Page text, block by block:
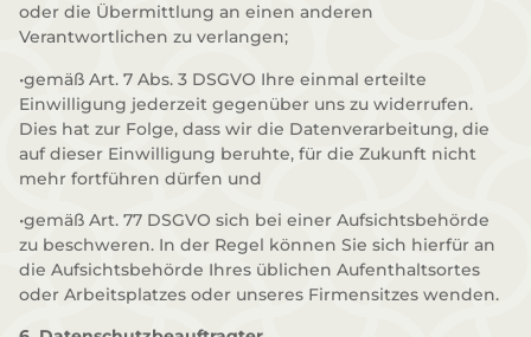
oder die Übermittlung an einen anderen
Verantwortlichen zu verlangen;
•gemäß Art. 7 Abs. 3 DSGVO Ihre einmal erteilte
Einwilligung jederzeit gegenüber uns zu widerrufen.
Dies hat zur Folge, dass wir die Datenverarbeitung, die
auf dieser Einwilligung beruhte, für die Zukunft nicht
mehr fortführen dürfen und
•gemäß Art. 77 DSGVO sich bei einer Aufsichtsbehörde
zu beschweren. In der Regel können Sie sich hierfür an
die Aufsichtsbehörde Ihres üblichen Aufenthaltsortes
oder Arbeitsplatzes oder unseres Firmensitzes wenden.